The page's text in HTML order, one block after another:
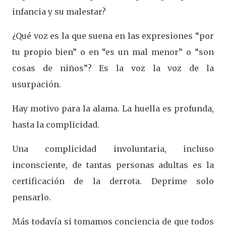
infancia y su malestar?
¿Qué voz es la que suena en las expresiones “por
tu propio bien” o en “es un mal menor” o “son
cosas de niños”? Es la voz la voz de la
usurpación.
Hay motivo para la alama. La huella es profunda,
hasta la complicidad.
Una complicidad involuntaria, incluso
inconsciente, de tantas personas adultas es la
certificación de la derrota. Deprime solo
pensarlo.
Más todavía si tomamos conciencia de que todos